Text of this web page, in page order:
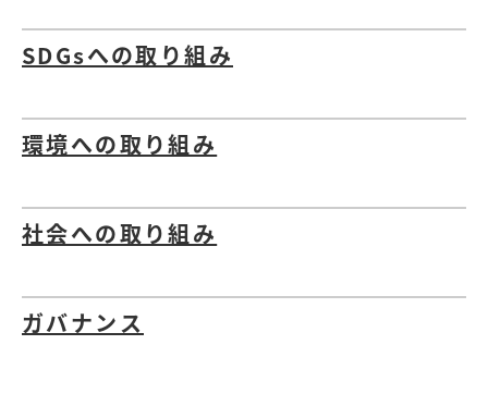
SDGsへの取り組み
環境への取り組み
社会への取り組み
ガバナンス